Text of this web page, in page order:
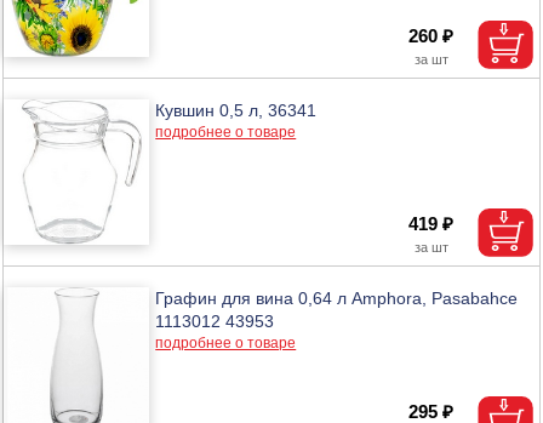
260 ₽
Кувшин 0,5 л, 36341
подробнее о товаре
419 ₽
Графин для вина 0,64 л Amphora, Pasabahce
1113012 43953
подробнее о товаре
295 ₽